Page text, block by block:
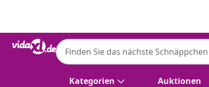
Kategorien Auktionen